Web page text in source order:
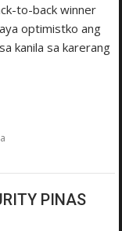
to-back winner
optimist­ko ang
kanila sa karerang
PINAS